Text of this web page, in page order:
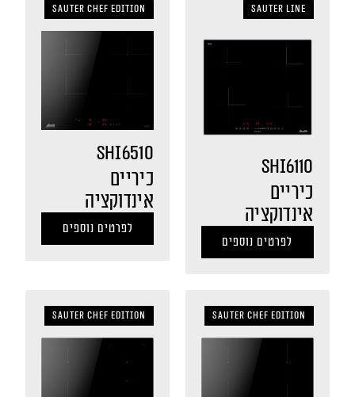
sauter LINE
SHI6110
כיריים
אינדוקציה
לפרטים נוספים
Sauter Chef Edition
SHI6510
כיריים
אינדוקציה
לפרטים נוספים
Sauter Chef Edition
Sauter Chef Edition